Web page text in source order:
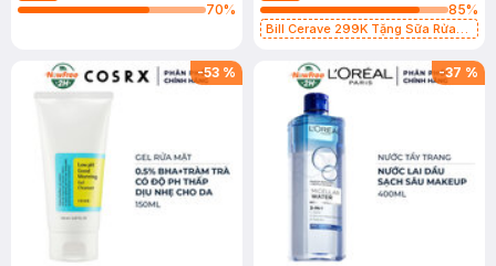
70%
85%
Bill Cerave 299K Tặng Sữa Rửa
-53 % -37 %